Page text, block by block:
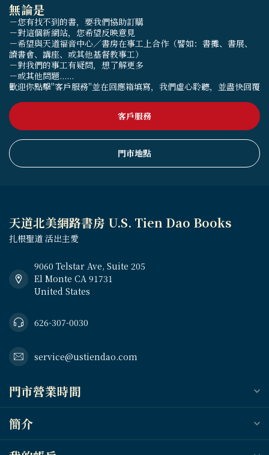
無論是
－您有找不到的書，要我們協助訂購
－對這個新網站，您希望反映意見
－希望與天道福音中心／書房在事工上合作（譬如：書攤、書展、
讀書會、講座、或其他基督教事工）
－對我們的事工有疑問，想了解更多
－或其他問題......
歡迎你點擊"客戶服務"並在回應箱填寫，我們虛心聆聽，並盡快回覆
客戶服務
門市地點
天道北美網路書房 U.S. Tien Dao Books
扎根聖道 活出主愛
9060 Telstar Ave, Suite 205
El Monte CA 91731
United States
626-307-0030
service@ustiendao.com
門市營業時間
簡介